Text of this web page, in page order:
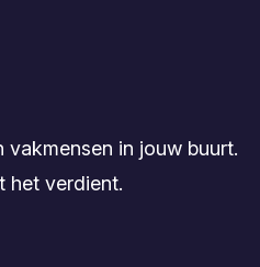
vakmensen in jouw buurt.
het verdient.